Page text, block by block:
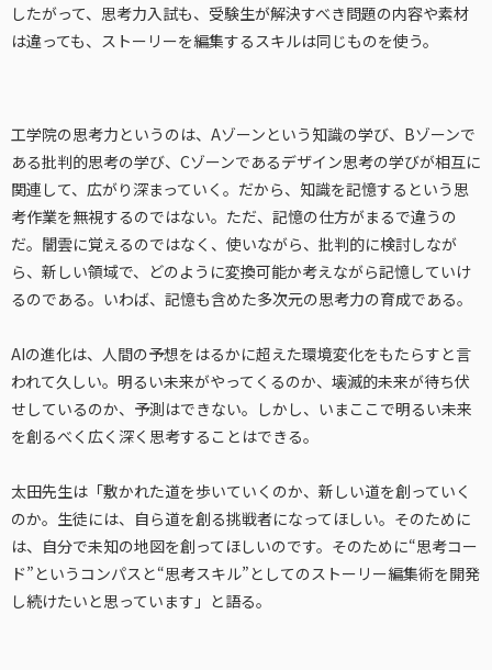
したがって、思考力入試も、受験生が解決すべき問題の内容や素材
は違っても、ストーリーを編集するスキルは同じものを使う。
工学院の思考力というのは、Aゾーンという知識の学び、Bゾーンで
ある批判的思考の学び、Cゾーンであるデザイン思考の学びが相互に
関連して、広がり深まっていく。だから、知識を記憶するという思
考作業を無視するのではない。ただ、記憶の仕方がまるで違うの
だ。闇雲に覚えるのではなく、使いながら、批判的に検討しなが
ら、新しい領域で、どのように変換可能か考えながら記憶していけ
るのである。いわば、記憶も含めた多次元の思考力の育成である。
AIの進化は、人間の予想をはるかに超えた環境変化をもたらすと言
われて久しい。明るい未来がやってくるのか、壊滅的未来が待ち伏
せしているのか、予測はできない。しかし、いまここで明るい未来
を創るべく広く深く思考することはできる。
太田先生は「敷かれた道を歩いていくのか、新しい道を創っていく
のか。生徒には、自ら道を創る挑戦者になってほしい。そのために
は、自分で未知の地図を創ってほしいのです。そのために“思考コー
ド”というコンパスと“思考スキル”としてのストーリー編集術を開発
し続けたいと思っています」と語る。